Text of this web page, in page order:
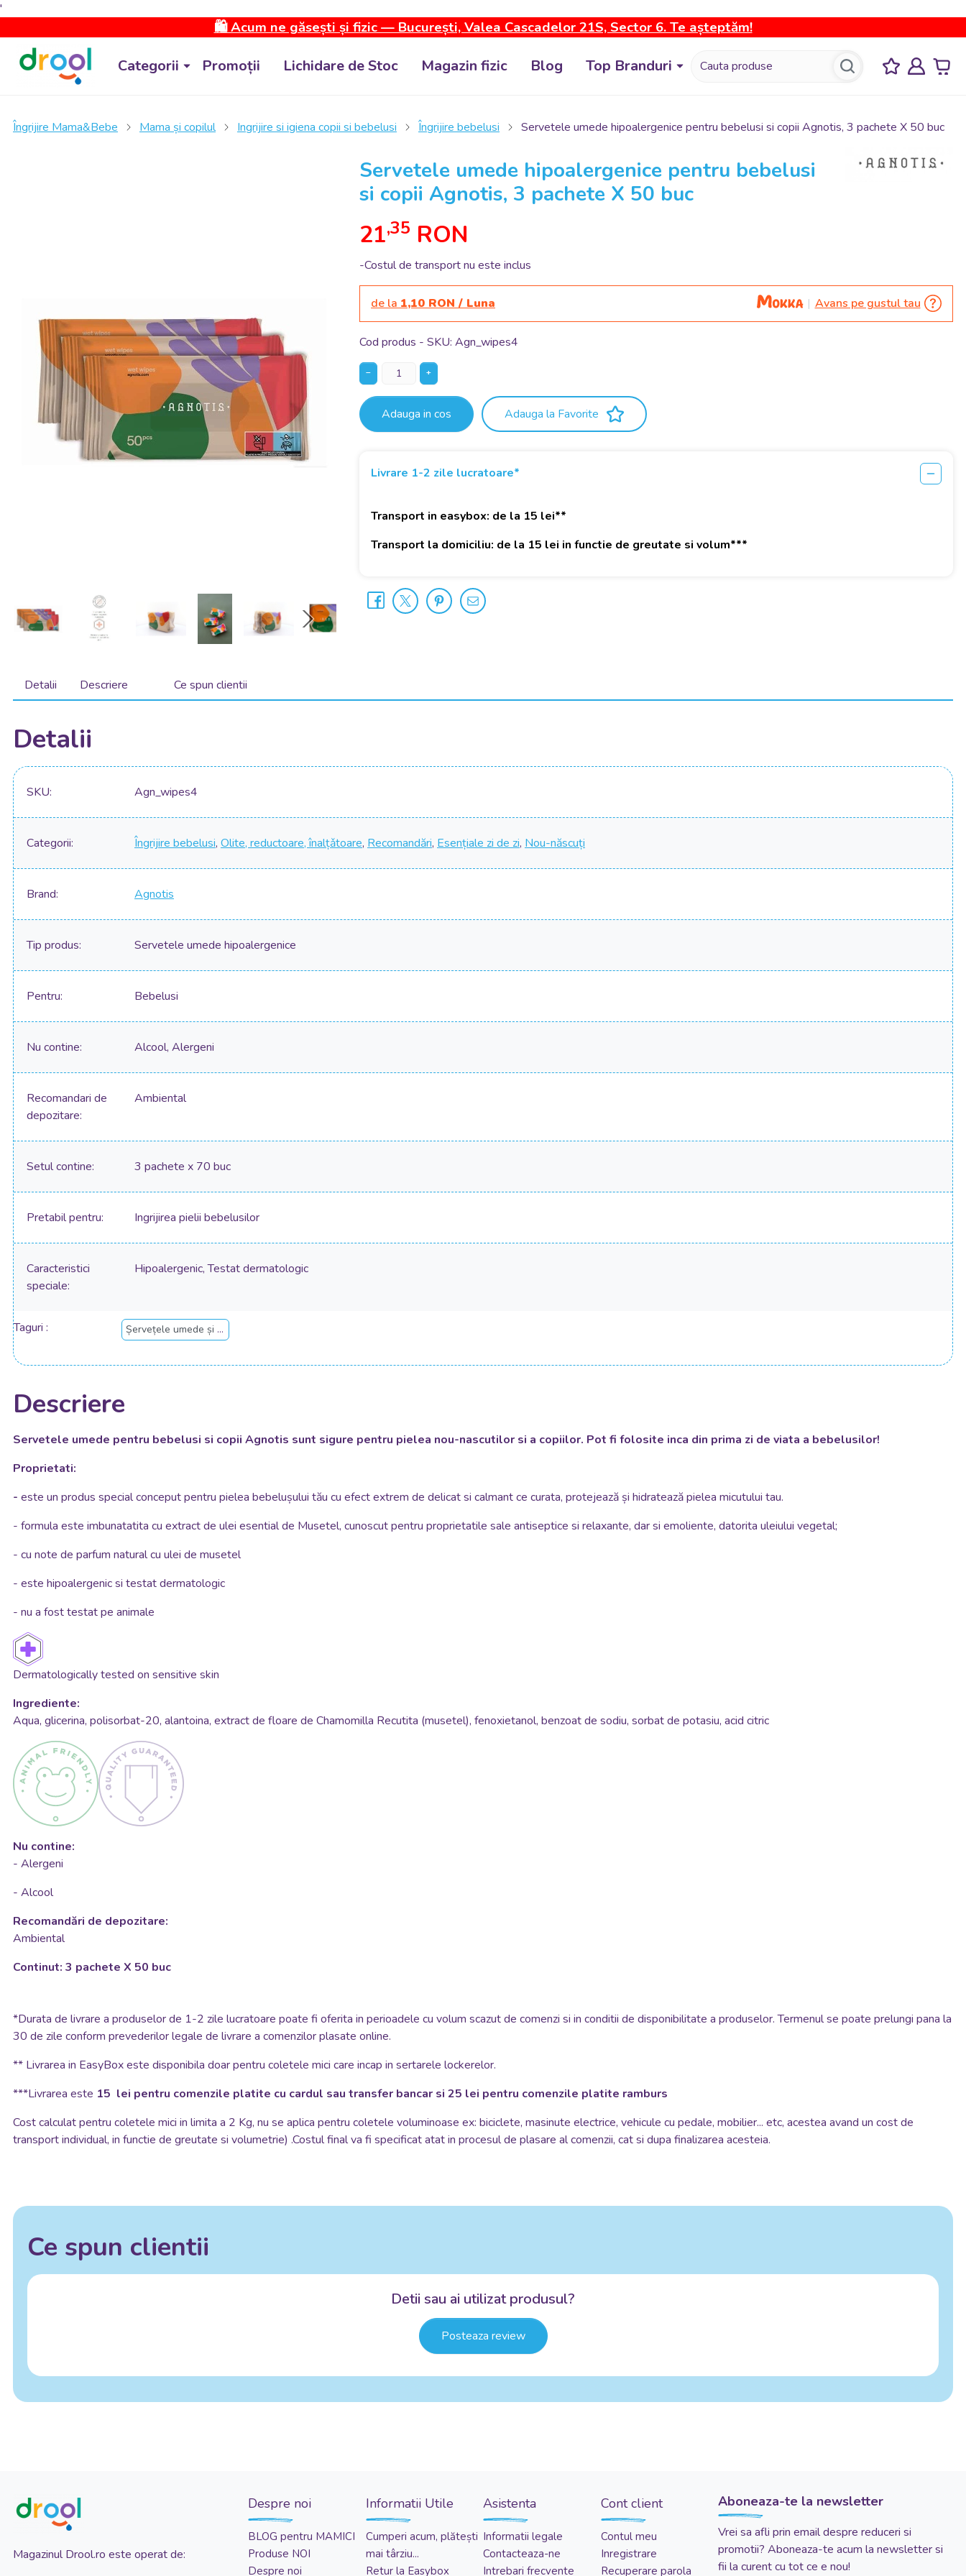
'
🛍️ Acum ne găsești și fizic — București, Valea Cascadelor 21S, Sector 6. Te așteptăm!
Categorii Promoții Lichidare de Stoc Magazin fizic Blog Top Branduri
Îngrijire Mama&Bebe Mama și copilul Ingrijire si igiena copii si bebelusi Îngrijire bebelusi Servetele umede hipoalergenice pentru bebelusi si copii Agnotis, 3 pachete X 50 buc
Servetele umede hipoalergenice pentru bebelusi
si copii Agnotis, 3 pachete X 50 buc
21,35 RON
-Costul de transport nu este inclus
de la 1,10 RON / Luna Avans pe gustul tau
Cod produs - SKU Agn_wipes4
− +
Adauga in cos Adauga la Favorite
Livrare 1-2 zile lucratoare*
Transport in easybox: de la 15 lei**
Transport la domiciliu: de la 15 lei in functie de greutate si volum***
Detalii Descriere Ce spun clientii
Detalii
SKU Agn_wipes4
Categorii Îngrijire bebelusi, Olite, reductoare, înalțǎtoare, Recomandări, Esențiale zi de zi, Nou-născuți
Brand Agnotis
Tip produs Servetele umede hipoalergenice
Pentru Bebelusi
Nu contine Alcool, Alergeni
Recomandari de
depozitare
Ambiental
Setul contine 3 pachete x 70 buc
Pretabil pentru Ingrijirea pielii bebelusilor
Caracteristici
speciale
Hipoalergenic, Testat dermatologic
Taguri Șervețele umede și produse de dezinfectat
Descriere
Servetele umede pentru bebelusi si copii Agnotis sunt sigure pentru pielea nou-nascutilor si a copiilor. Pot fi folosite inca din prima zi de viata a bebelusilor!
Proprietati:
- este un produs special conceput pentru pielea bebelușului tău cu efect extrem de delicat si calmant ce curata, protejează și hidratează pielea micutului tau.
- formula este imbunatatita cu extract de ulei esential de Musetel, cunoscut pentru proprietatile sale antiseptice si relaxante, dar si emoliente, datorita uleiului vegetal;
- cu note de parfum natural cu ulei de musetel
- este hipoalergenic si testat dermatologic
- nu a fost testat pe animale
Dermatologically tested on sensitive skin
Ingrediente:
Aqua, glicerina, polisorbat-20, alantoina, extract de floare de Chamomilla Recutita (musetel), fenoxietanol, benzoat de sodiu, sorbat de potasiu, acid citric
Nu contine:
- Alergeni
- Alcool
Recomandări de depozitare:
Ambiental
Continut: 3 pachete X 50 buc
*Durata de livrare a produselor de 1-2 zile lucratoare poate fi oferita in perioadele cu volum scazut de comenzi si in conditii de disponibilitate a produselor. Termenul se poate prelungi pana la
30 de zile conform prevederilor legale de livrare a comenzilor plasate online.
** Livrarea in EasyBox este disponibila doar pentru coletele mici care incap in sertarele lockerelor.
***Livrarea este 15 lei pentru comenzile platite cu cardul sau transfer bancar si 25 lei pentru comenzile platite ramburs
Cost calculat pentru coletele mici in limita a 2 Kg, nu se aplica pentru coletele voluminoase ex: biciclete, masinute electrice, vehicule cu pedale, mobilier... etc, acestea avand un cost de
transport individual, in functie de greutate si volumetrie) .Costul final va fi specificat atat in procesul de plasare al comenzii, cat si dupa finalizarea acesteia.
Ce spun clientii
Detii sau ai utilizat produsul?
Posteaza review
Magazinul Drool.ro este operat de:
Despre noi
BLOG pentru MAMICI
Produse NOI
Despre noi
Informatii Utile
Cumperi acum, plătești
mai târziu...
Retur la Easybox
Asistenta
Informatii legale
Contacteaza-ne
Intrebari frecvente
Cont client
Contul meu
Inregistrare
Recuperare parola
Aboneaza-te la newsletter
Vrei sa afli prin email despre reduceri si
promotii? Aboneaza-te acum la newsletter si
fii la curent cu tot ce e nou!